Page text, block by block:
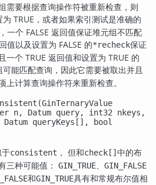
需要根据查询操作符被重新检查，则
为 TRUE，或者如果索引测试是准确的
一个 FALSE 返回值保证堆元组不匹配
值以及设置为 FALSE 的*recheck保证
一个 TRUE 返回值和设置为 TRUE 的
能匹配查询，因此它需要被取出并且
上计算查询操作符来重新检查。
n, Datum query, int32 nkeys,
queryKeys[], bool
consistent ， 但和check[] 中的布
三种可能值： GIN_TRUE、 GIN_FALSE
和GIN_TRUE具有和常规布尔值相